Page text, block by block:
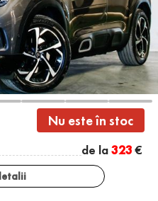
Nu este în stoc
de la323€